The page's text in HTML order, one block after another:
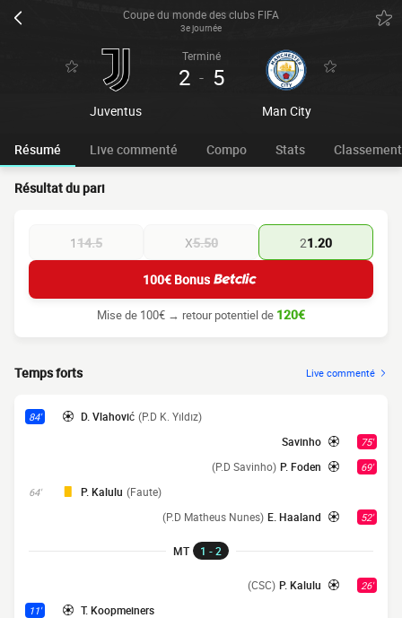
Coupe du monde des clubs FIFA
3e journée
Juventus
Terminé
2 - 5
Man City
Résumé Live commenté Compo Stats Classement
Résultat du pari
114.5 X5.50 21.20
100€ Bonus
Mise de 100€ → retour potentiel de 120€
Temps forts Live commenté
84' D. Vlahović (P.D K. Yıldız)
75'
Savinho
69'
P. Foden
(P.D Savinho)
64' P. Kalulu (Faute)
52'
E. Haaland
(P.D Matheus Nunes)
MT 1 - 2
26'
P. Kalulu
(CSC)
11' T. Koopmeiners